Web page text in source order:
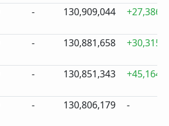
- 130,909,044 +27,386
- 130,881,658 +30,315
- 130,851,343 +45,164
- 130,806,179 -